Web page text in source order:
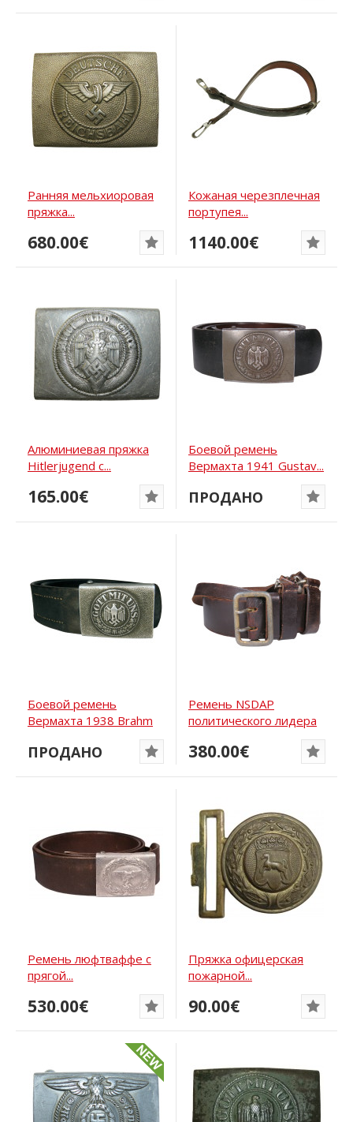
Ранняя мельхиоровая
пряжка...
680.00€
Кожаная черезплечная
портупея...
1140.00€
Алюминиевая пряжка
Hitlerjugend с...
165.00€
Боевой ремень
Вермахта 1941 Gustav...
ПРОДАНО
Боевой ремень
Вермахта 1938 Brahm
ПРОДАНО
Ремень NSDAP
политического лидера
380.00€
Ремень люфтваффе с
прягой...
530.00€
Пряжка офицерская
пожарной...
90.00€